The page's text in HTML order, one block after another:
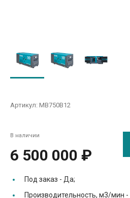
Артикул: MB750В12
В наличии
6 500 000 ₽
Под заказ - Да;
Производительность, м3/мин -